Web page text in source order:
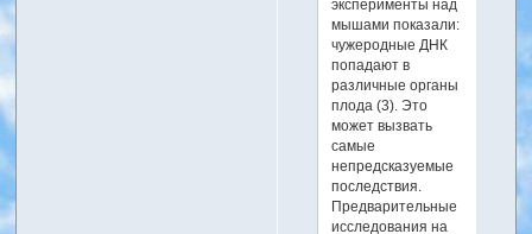
эксперименты над
мышами показали:
чужеродные ДНК
попадают в
различные органы
плода (3). Это
может вызвать
самые
непредсказуемые
последствия.
Предварительные
исследования на